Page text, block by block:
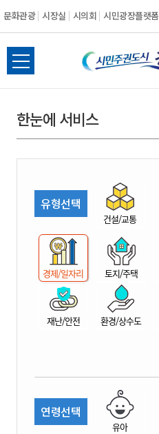
문화관광 시장실 시의회 시민광장플랫폼
시
민
권
시
산
전
체
뉴
열
한눈에 서비스
유형선택
건설/교통
경제/일자리 토지/주택
재난/안전 환경/상수도
연령선택
유아